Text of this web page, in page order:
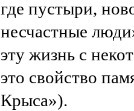
где пустыри,
несчастные
эту жизнь с
это свойство
Крыса»).